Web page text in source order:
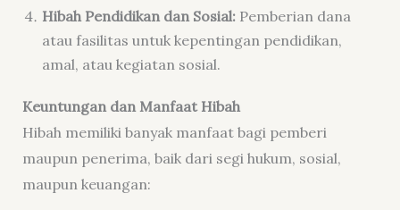
Hibah Pendidikan dan Sosial: Pemberian dana
atau fasilitas untuk kepentingan pendidikan,
amal, atau kegiatan sosial.
Keuntungan dan Manfaat Hibah
Hibah memiliki banyak manfaat bagi pemberi
maupun penerima, baik dari segi hukum, sosial,
maupun keuangan: